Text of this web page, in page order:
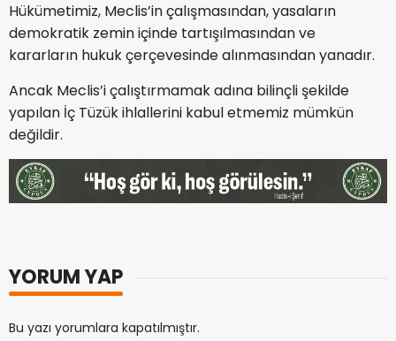
Hükümetimiz, Meclis’in çalışmasından, yasaların
demokratik zemin içinde tartışılmasından ve
kararların hukuk çerçevesinde alınmasından yanadır.
Ancak Meclis’i çalıştırmamak adına bilinçli şekilde
yapılan İç Tüzük ihlallerini kabul etmemiz mümkün
değildir.
YORUM YAP
Bu yazı yorumlara kapatılmıştır.